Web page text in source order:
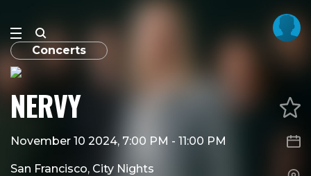
Concerts
NERVY
November 10 2024, 7:00 PM - 11:00 PM
San Francisco, City Nights